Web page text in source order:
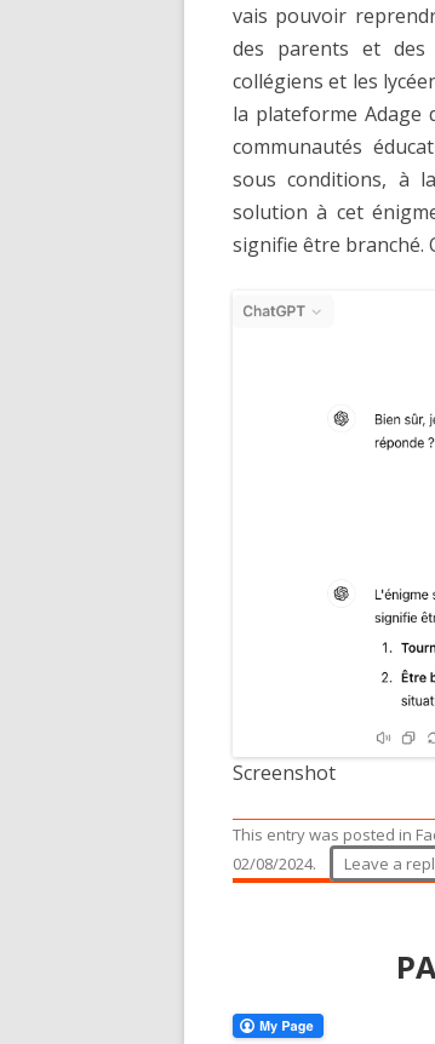
vais pouvoir
des parents et des
collégiens et les
la plateforme Adage
communautés
sous conditions, à
solution à cet
signifie être branché.
Screenshot
This entry was posted in
02/08/2024. Leave a